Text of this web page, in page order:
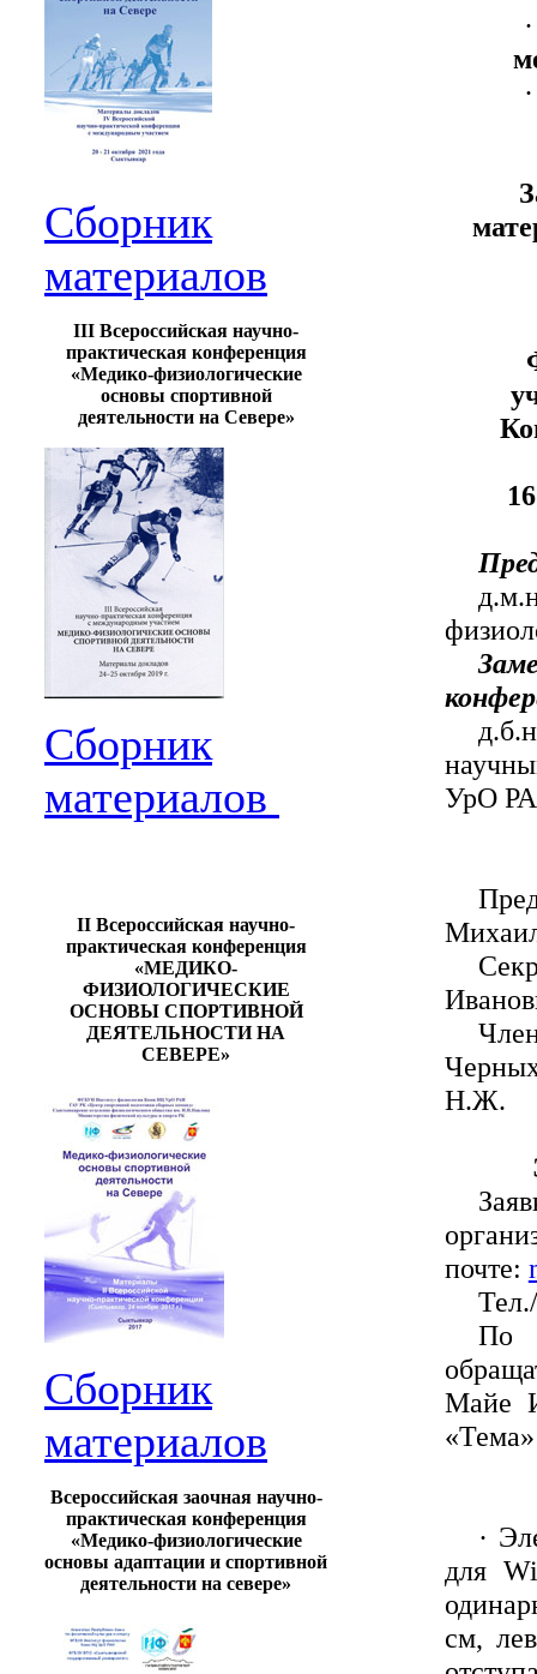
Сборник
материалов
III Всероссийская научно-
практическая конференция
«Медико-физиологические
основы спортивной
деятельности на Севере»
Сборник
материалов
II Всероссийская научно-
практическая конференция
«МЕДИКО-
ФИЗИОЛОГИЧЕСКИЕ
ОСНОВЫ СПОРТИВНОЙ
ДЕЯТЕЛЬНОСТИ НА
СЕВЕРЕ»
Сборник
материалов
Всероссийская заочная научно-
практическая конференция
«Медико-физиологические
основы адаптации и спортивной
деятельности на севере»
·
·
УрО
Н.Ж.
почте:
По
Майе
·
для
см,